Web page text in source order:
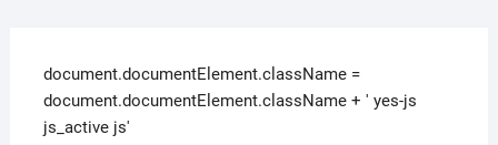
document.documentElement.className =
document.documentElement.className + ' yes-js
js_active js'